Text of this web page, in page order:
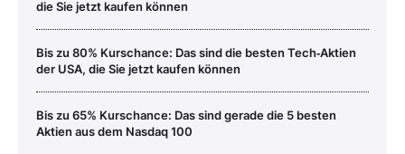
die Sie jetzt kaufen können
Bis zu 80% Kurschance: Das sind die besten Tech‑Aktien
der USA, die Sie jetzt kaufen können
Bis zu 65% Kurschance: Das sind gerade die 5 besten
Aktien aus dem Nasdaq 100